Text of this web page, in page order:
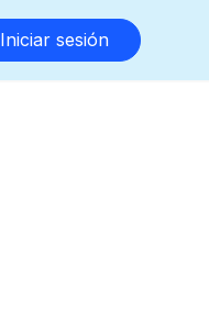
Iniciar sesión